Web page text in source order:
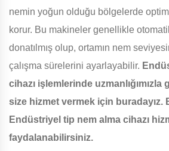
nemin yoğun olduğu bölgelerde
korur. Bu makineler genellikle
donatılmış olup, ortamın nem
çalışma sürelerini ayarlayabilir.
cihazı işlemlerinde
size hizmet vermek için buradayız.
Endüstriyel tip nem alma cihazı
faydalanabilirsiniz.